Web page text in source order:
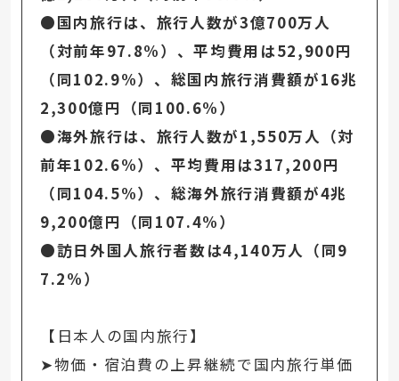
●国内旅行は、旅行人数が3億700万人
（対前年97.8%）、平均費用は52,900円
（同102.9%）、総国内旅行消費額が16兆
2,300億円（同100.6%）
●海外旅行は、旅行人数が1,550万人（対
前年102.6%）、平均費用は317,200円
（同104.5%）、総海外旅行消費額が4兆
9,200億円（同107.4%）
●訪日外国人旅行者数は4,140万人（同9
7.2%）
【日本人の国内旅行】
➤物価・宿泊費の上昇継続で国内旅行単価